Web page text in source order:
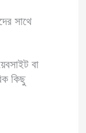
সাথে
বা
কিছু